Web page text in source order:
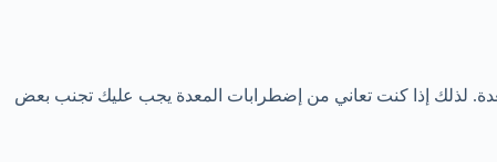
لذلك إذا كنت تعاني من إضطرابات المعدة يجب عليك تجنب بعض